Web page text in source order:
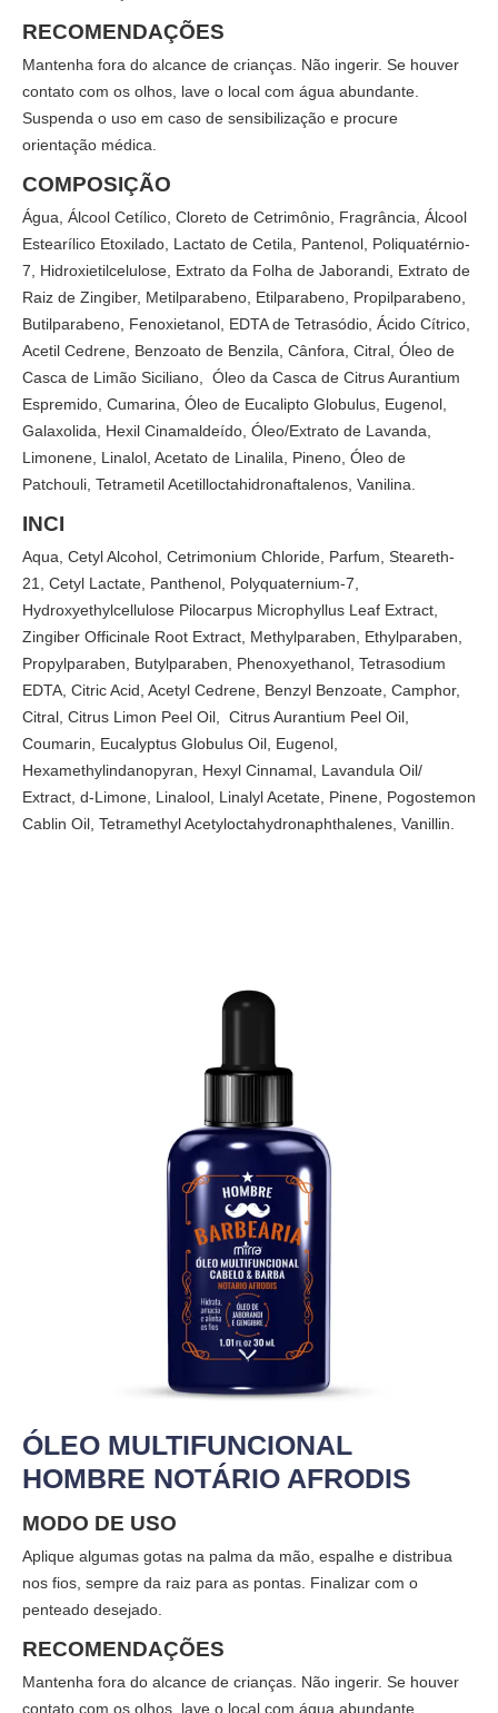
RECOMENDAÇÕES
Mantenha fora do alcance de crianças. Não ingerir. Se houver
contato com os olhos, lave o local com água abundante.
Suspenda o uso em caso de sensibilização e procure
orientação médica.
COMPOSIÇÃO
Água, Álcool Cetílico, Cloreto de Cetrimônio, Fragrância, Álcool
Estearílico Etoxilado, Lactato de Cetila, Pantenol, Poliquatérnio-
7, Hidroxietilcelulose, Extrato da Folha de Jaborandi, Extrato de
Raiz de Zingiber, Metilparabeno, Etilparabeno, Propilparabeno,
Butilparabeno, Fenoxietanol, EDTA de Tetrasódio, Ácido Cítrico,
Acetil Cedrene, Benzoato de Benzila, Cânfora, Citral, Óleo de
Casca de Limão Siciliano, Óleo da Casca de Citrus Aurantium
Espremido, Cumarina, Óleo de Eucalipto Globulus, Eugenol,
Galaxolida, Hexil Cinamaldeído, Óleo/Extrato de Lavanda,
Limonene, Linalol, Acetato de Linalila, Pineno, Óleo de
Patchouli, Tetrametil Acetilloctahidronaftalenos, Vanilina.
INCI
Aqua, Cetyl Alcohol, Cetrimonium Chloride, Parfum, Steareth-
21, Cetyl Lactate, Panthenol, Polyquaternium-7,
Hydroxyethylcellulose Pilocarpus Microphyllus Leaf Extract,
Zingiber Officinale Root Extract, Methylparaben, Ethylparaben,
Propylparaben, Butylparaben, Phenoxyethanol, Tetrasodium
EDTA, Citric Acid, Acetyl Cedrene, Benzyl Benzoate, Camphor,
Citral, Citrus Limon Peel Oil, Citrus Aurantium Peel Oil,
Coumarin, Eucalyptus Globulus Oil, Eugenol,
Hexamethylindanopyran, Hexyl Cinnamal, Lavandula Oil/
Extract, d-Limone, Linalool, Linalyl Acetate, Pinene, Pogostemon
Cablin Oil, Tetramethyl Acetyloctahydronaphthalenes, Vanillin.
ÓLEO MULTIFUNCIONAL
HOMBRE NOTÁRIO AFRODIS
MODO DE USO
Aplique algumas gotas na palma da mão, espalhe e distribua
nos fios, sempre da raiz para as pontas. Finalizar com o
penteado desejado.
RECOMENDAÇÕES
Mantenha fora do alcance de crianças. Não ingerir. Se houver
contato com os olhos, lave o local com água abundante.